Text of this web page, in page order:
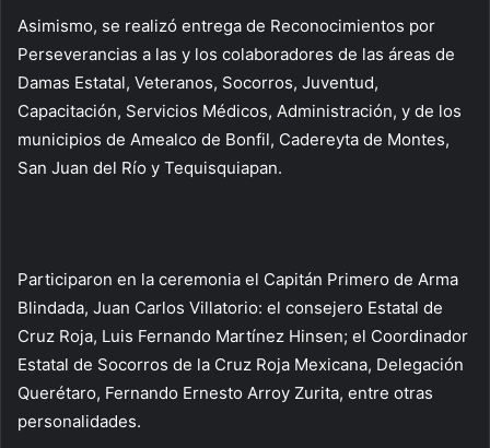
Asimismo, se realizó entrega de Reconocimientos por
Perseverancias a las y los colaboradores de las áreas de
Damas Estatal, Veteranos, Socorros, Juventud,
Capacitación, Servicios Médicos, Administración, y de los
municipios de Amealco de Bonfil, Cadereyta de Montes,
San Juan del Río y Tequisquiapan.
Participaron en la ceremonia el Capitán Primero de Arma
Blindada, Juan Carlos Villatorio: el consejero Estatal de
Cruz Roja, Luis Fernando Martínez Hinsen; el Coordinador
Estatal de Socorros de la Cruz Roja Mexicana, Delegación
Querétaro, Fernando Ernesto Arroy Zurita, entre otras
personalidades.